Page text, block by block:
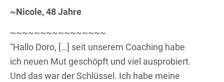
~Nicole, 48 Jahre
~~~~~~~~~~~~~~~~
“Hallo Doro, […] seit unserem Coaching habe
ich neuen Mut geschöpft und viel ausprobiert.
Und das war der Schlüssel. Ich habe meine